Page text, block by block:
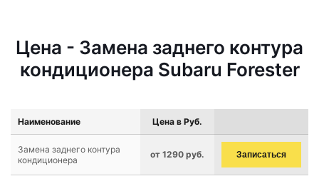
Цена - Замена заднего контура
кондиционера Subaru Forester
Наименование Цена в Руб.
Замена заднего контура
кондиционера
от 1290 руб. Записаться